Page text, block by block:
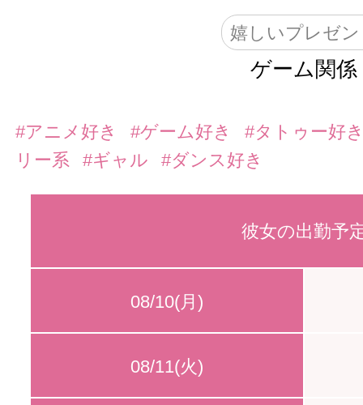
嬉しいプレゼ
ゲーム関係
#アニメ好き #ゲーム好き
#タトゥー好
リー系
#ギャル #ダンス好き
彼女の出勤予
08/10(月)
08/11(火)